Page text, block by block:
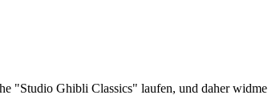
"Studio Ghibli Classics" laufen, und daher widme